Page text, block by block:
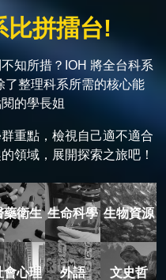
比拼擂台!
知所措？IOH 將全台科系
了整理科系所需的核心能
的學長姐
重點，檢視自己適不適合
領域，展開探索之旅吧！
藥衛生 生命科學 生物資源
會心理 外語 文史哲